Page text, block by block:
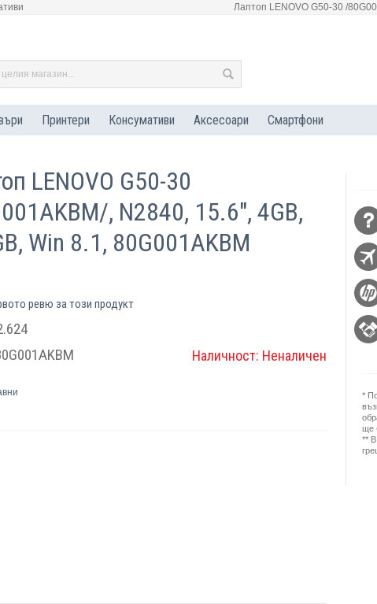
Лаптоп LENOVO G50-30 /
Принтери Консумативи Аксесоари Смартфони
LENOVO G50-30
, N2840, 15.6", 4GB,
Win 8.1, 80G001AKBM
ревю за този продукт
Наличност: Неналичен
*
ще
**